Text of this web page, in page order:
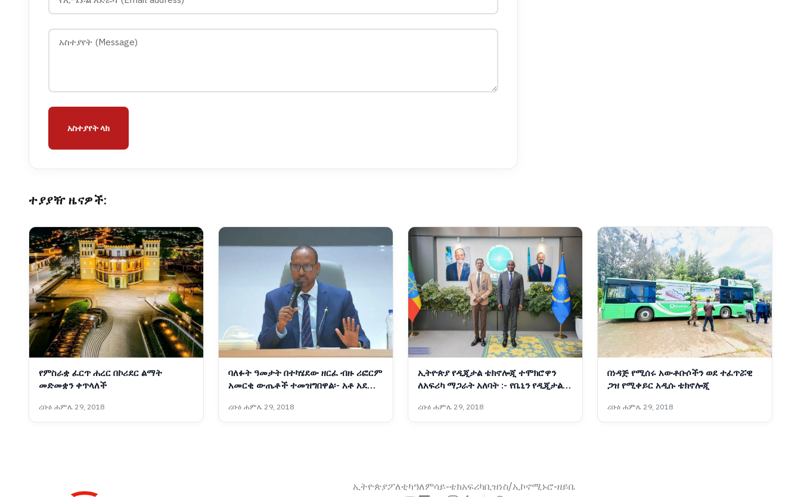
አስተያየት ላክ
ተያያዥ ዜናዎች:
የምስራቋ ፈርጥ ሐረር በኮሪደር ልማት
መድመቋን ቀጥላለች
ረቡዕ ሐምሌ 29, 2018
ባለፉት ዓመታት በተካሄደው ዘርፈ ብዙ ሪፎርም
አመርቂ ውጤቶች ተመዝግበዋል፡- አቶ አደም
ረቡዕ ሐምሌ 29, 2018
ኢትዮጵያ የዲጂታል ቴክኖሎጂ ተሞክሮዋን
ለአፍሪካ ማጋራት አለባት :- የቤኒን የዲጂታል
ረቡዕ ሐምሌ 29, 2018
በነዳጅ የሚሰሩ አውቶቡሶችን ወደ ተፈጥሯዊ
ጋዝ የሚቀይር አዲሱ ቴክኖሎጂ
ረቡዕ ሐምሌ 29, 2018
ኢትዮጵያፖለቲካዓለምሳይ-ቴክአፍሪካቢዝነስ/ኢኮኖሚኑሮ-ዘይቤ